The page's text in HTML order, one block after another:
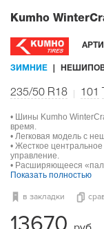
Kumho
ЗИМНИЕ
235/50 R18 101
• Шины Kumho
время.
• Легковая модель с
• Жесткое
управление.
• Расширяющееся
Показать полностью
в закладки